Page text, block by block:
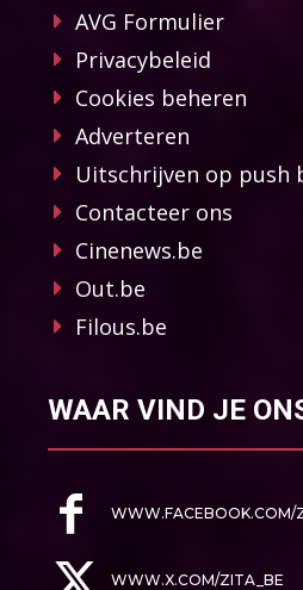
AVG Formulier
Privacybeleid
Cookies beheren
Adverteren
Uitschrijven op push
Contacteer ons
Cinenews.be
Out.be
Filous.be
WAAR VIND JE
WWW.FACEBOOK.COM/
WWW.X.COM/ZITA_BE